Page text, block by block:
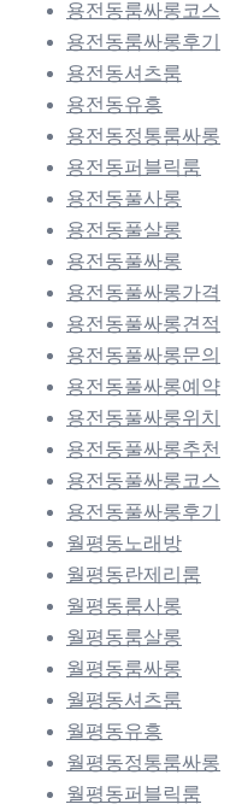
용전동룸싸롱코스
용전동룸싸롱후기
용전동셔츠룸
용전동유흥
용전동정통룸싸롱
용전동퍼블릭룸
용전동풀사롱
용전동풀살롱
용전동풀싸롱
용전동풀싸롱가격
용전동풀싸롱견적
용전동풀싸롱문의
용전동풀싸롱예약
용전동풀싸롱위치
용전동풀싸롱추천
용전동풀싸롱코스
용전동풀싸롱후기
월평동노래방
월평동란제리룸
월평동룸사롱
월평동룸살롱
월평동룸싸롱
월평동셔츠룸
월평동유흥
월평동정통룸싸롱
월평동퍼블릭룸